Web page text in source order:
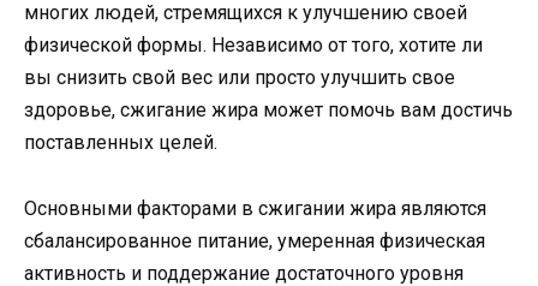
многих людей, стремящихся к улучшению своей
физической формы. Независимо от того, хотите ли
вы снизить свой вес или просто улучшить свое
здоровье, сжигание жира может помочь вам достичь
поставленных целей.
Основными факторами в сжигании жира являются
сбалансированное питание, умеренная физическая
активность и поддержание достаточного уровня